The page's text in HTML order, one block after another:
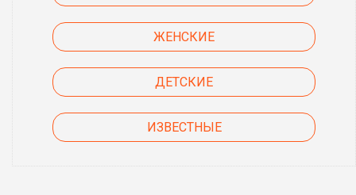
ЖЕНСКИЕ
ДЕТСКИЕ
ИЗВЕСТНЫЕ